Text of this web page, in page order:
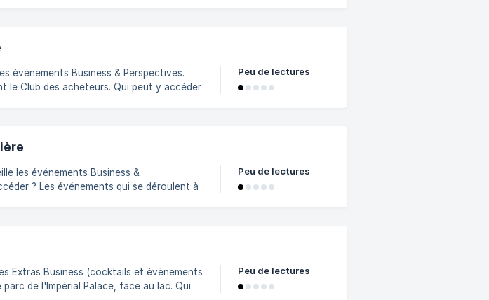
: Festival, Étudiants, Mifa, Achete
événements Business & Perspectives.
acheteurs. Qui peut y accéder
ligne 5 – arrê
Peu de lectures
les événements Business &
des raisons de sécurité, v
Peu de lectures
Extras Business (cocktails et événements
de l'Impérial Palace, face au lac. Qui
Peu de lectures